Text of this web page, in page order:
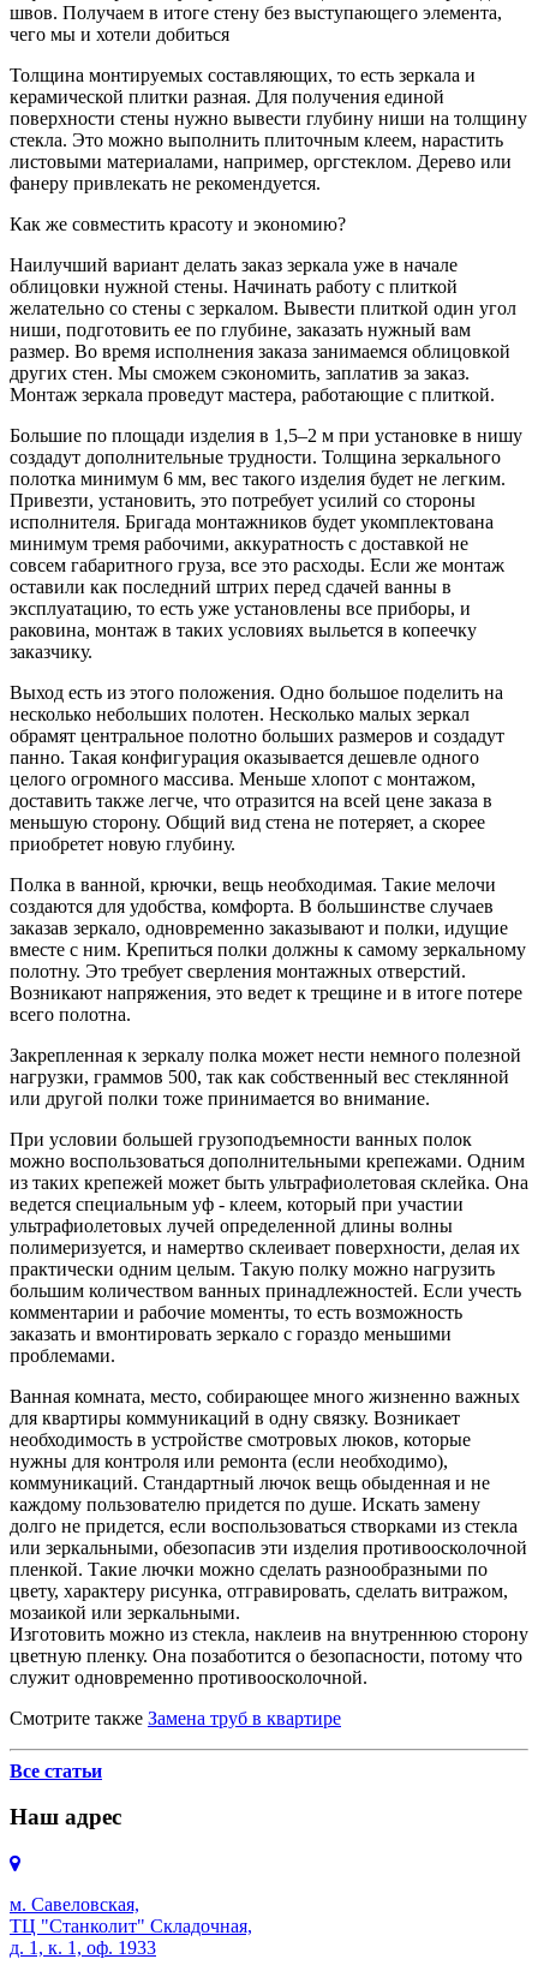
швов. Получаем в итоге стену без выступающего элемента,
чего мы и хотели добиться
Толщина монтируемых составляющих, то есть зеркала и
керамической плитки разная. Для получения единой
поверхности стены нужно вывести глубину ниши на толщину
стекла. Это можно выполнить плиточным клеем, нарастить
листовыми материалами, например, оргстеклом. Дерево или
фанеру привлекать не рекомендуется.
Как же совместить красоту и экономию?
Наилучший вариант делать заказ зеркала уже в начале
облицовки нужной стены. Начинать работу с плиткой
желательно со стены с зеркалом. Вывести плиткой один угол
ниши, подготовить ее по глубине, заказать нужный вам
размер. Во время исполнения заказа занимаемся облицовкой
других стен. Мы сможем сэкономить, заплатив за заказ.
Монтаж зеркала проведут мастера, работающие с плиткой.
Большие по площади изделия в 1,5–2 м при установке в нишу
создадут дополнительные трудности. Толщина зеркального
полотка минимум 6 мм, вес такого изделия будет не легким.
Привезти, установить, это потребует усилий со стороны
исполнителя. Бригада монтажников будет укомплектована
минимум тремя рабочими, аккуратность с доставкой не
совсем габаритного груза, все это расходы. Если же монтаж
оставили как последний штрих перед сдачей ванны в
эксплуатацию, то есть уже установлены все приборы, и
раковина, монтаж в таких условиях выльется в копеечку
заказчику.
Выход есть из этого положения. Одно большое поделить на
несколько небольших полотен. Несколько малых зеркал
обрамят центральное полотно больших размеров и создадут
панно. Такая конфигурация оказывается дешевле одного
целого огромного массива. Меньше хлопот с монтажом,
доставить также легче, что отразится на всей цене заказа в
меньшую сторону. Общий вид стена не потеряет, а скорее
приобретет новую глубину.
Полка в ванной, крючки, вещь необходимая. Такие мелочи
создаются для удобства, комфорта. В большинстве случаев
заказав зеркало, одновременно заказывают и полки, идущие
вместе с ним. Крепиться полки должны к самому зеркальному
полотну. Это требует сверления монтажных отверстий.
Возникают напряжения, это ведет к трещине и в итоге потере
всего полотна.
Закрепленная к зеркалу полка может нести немного полезной
нагрузки, граммов 500, так как собственный вес стеклянной
или другой полки тоже принимается во внимание.
При условии большей грузоподъемности ванных полок
можно воспользоваться дополнительными крепежами. Одним
из таких крепежей может быть ультрафиолетовая склейка. Она
ведется специальным уф - клеем, который при участии
ультрафиолетовых лучей определенной длины волны
полимеризуется, и намертво склеивает поверхности, делая их
практически одним целым. Такую полку можно нагрузить
большим количеством ванных принадлежностей. Если учесть
комментарии и рабочие моменты, то есть возможность
заказать и вмонтировать зеркало с гораздо меньшими
проблемами.
Ванная комната, место, собирающее много жизненно важных
для квартиры коммуникаций в одну связку. Возникает
необходимость в устройстве смотровых люков, которые
нужны для контроля или ремонта (если необходимо),
коммуникаций. Стандартный лючок вещь обыденная и не
каждому пользователю придется по душе. Искать замену
долго не придется, если воспользоваться створками из стекла
или зеркальными, обезопасив эти изделия противоосколочной
пленкой. Такие лючки можно сделать разнообразными по
цвету, характеру рисунка, отгравировать, сделать витражом,
мозаикой или зеркальными.
Изготовить можно из стекла, наклеив на внутреннюю сторону
цветную пленку. Она позаботится о безопасности, потому что
служит одновременно противоосколочной.
Смотрите также Замена труб в квартире
Все статьи
Наш адрес
м. Савеловская,
ТЦ "Станколит" Складочная,
д. 1, к. 1, оф. 1933